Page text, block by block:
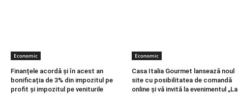
Economic
Finanțele acordă și în acest an
bonificația de 3% din impozitul pe
profit și impozitul pe veniturile
Economic
Casa Italia Gourmet lansează noul
site cu posibilitatea de comandă
online și vă invită la evenimentul „La